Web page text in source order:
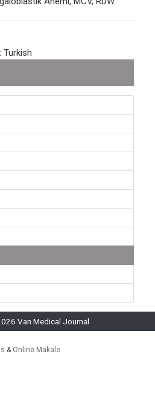
Turkish
Van Medical Journal
& Online Makale